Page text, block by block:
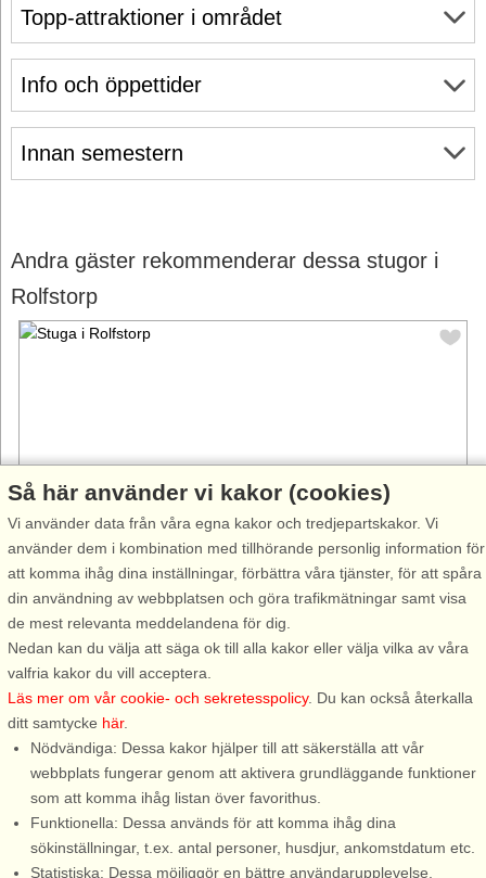
Info och öppettider
Innan semestern
Topp-attraktioner i området
Andra gäster rekommenderar dessa stugor i
Rolfstorp
Stugnr: 63393
Rolfstorp
3 personer, 25 m²
1,0 km till sjö/hav:.
En fräsch gäststuga i ett område som är har många härliga
utflyktsmål. Stugan har allt ni behöver i ett kompakt format och
lämpar sig bäst för ett par eller en liten familj. Njut av ljumma
sommarkvällar ...
från 4.215 SEK
Så här använder vi kakor (cookies)
Vi använder data från våra egna kakor och tredjepartskakor. Vi
använder dem i kombination med tillhörande personlig information för
att komma ihåg dina inställningar, förbättra våra tjänster, för att spåra
din användning av webbplatsen och göra trafikmätningar samt visa
de mest relevanta meddelandena för dig.
Nedan kan du välja att säga ok till alla kakor eller välja vilka av våra
valfria kakor du vill acceptera.
Läs mer om vår cookie- och sekretesspolicy. Du kan också återkalla
ditt samtycke här.
Nödvändiga: Dessa kakor hjälper till att säkerställa att vår
webbplats fungerar genom att aktivera grundläggande funktioner
som att komma ihåg listan över favorithus.
Funktionella: Dessa används för att komma ihåg dina
sökinställningar, t.ex. antal personer, husdjur, ankomstdatum etc.
Statistiska: Dessa möjliggör en bättre användarupplevelse,